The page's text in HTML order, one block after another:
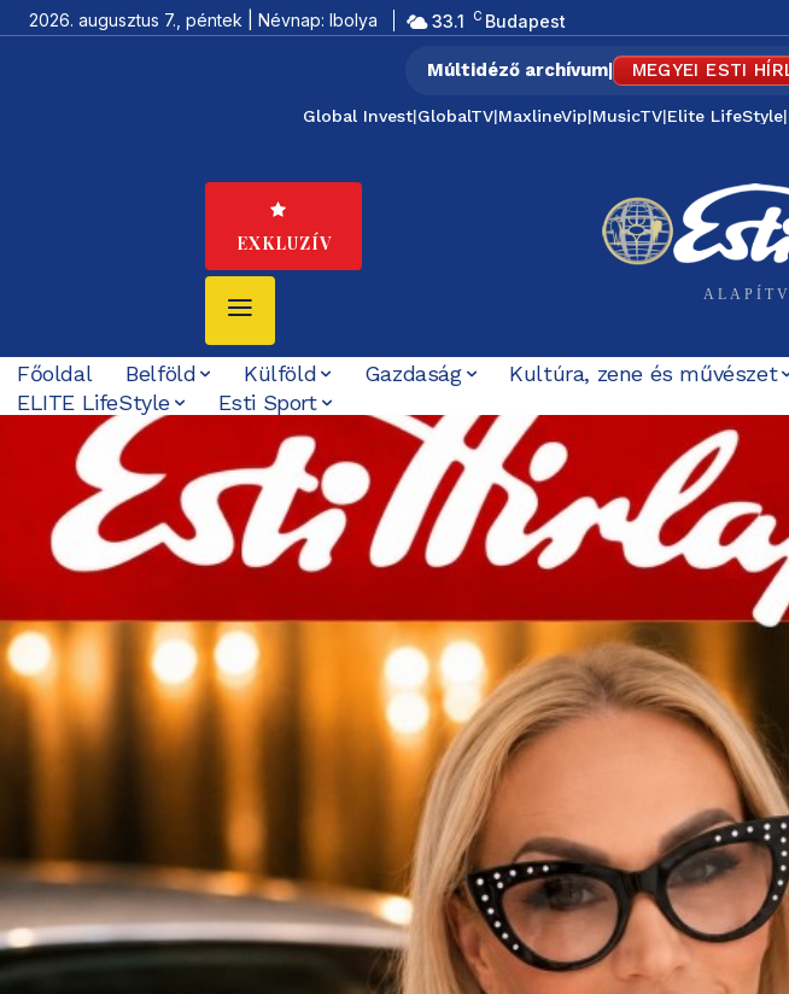
2026. augusztus 7., péntek | Névnap: Ibolya 33.1 C Budapest
Múltidéző archívum| MEGYEI ESTI
Global Invest|GlobalTV|MaxlineVip|MusicTV|Elite LifeStyle|
EXKLUZÍV
Főoldal Belföld Külföld Gazdaság Kultúra, zene és művészet
ELITE LifeStyle
Esti Sport